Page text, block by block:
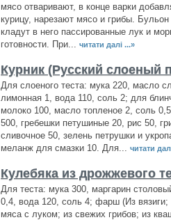
мясо отваривают, в конце варки
курицу, нарезают мясо и грибы.
кладут в него пассированные лук и
готовности. При...
читати далі ...»
Курник (Русский слоеный
Для слоеного теста: мука 220, масло
лимонная 1, вода 110, соль 2; для
молоко 100, масло топленое 2, соль
500, гребешки петушиные 20, рис 50,
сливочное 50, зелень петрушки и
меланж для смазки 10. Для...
читати
Кулебяка из дрожжевого
Для теста: мука 300, маргарин
0,4, вода 120, соль 4; фарш (Из
мяса с луком; из свежих грибов; из